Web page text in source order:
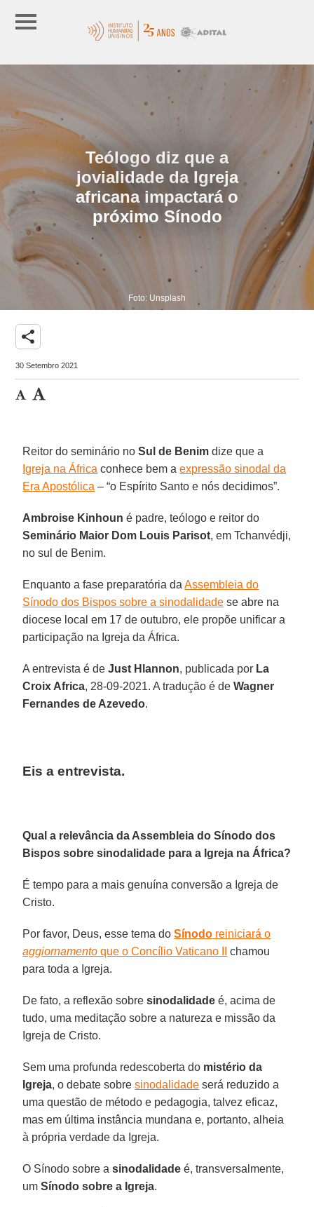
Teólogo diz que a
jovialidade da Igreja
africana impactará o
próximo Sínodo
Foto: Unsplash
share
30 Setembro 2021
Reitor do seminário noSul de Benim dize que a
Igreja na África conhece bem aexpressão sinodal da
Era Apostólica – “o Espírito Santo e nós decidimos”.
Ambroise Kinhoun é padre, teólogo e reitor do
Seminário Maior Dom Louis Parisot, em Tchanvédji,
no sul de Benim.
Enquanto a fase preparatória daAssembleia do
Sínodo dos Bispos sobre a sinodalidade se abre na
diocese local em 17 de outubro, ele propõe unificar a
participação na Igreja da África.
A entrevista é deJust Hlannon, publicada por La
Croix Africa, 28-09-2021. A tradução é deWagner
Fernandes de Azevedo.
Eis a entrevista.
Qual a relevância da Assembleia do Sínodo dos
Bispos sobre sinodalidade para a Igreja na África?
É tempo para a mais genuína conversão a Igreja de
Cristo.
Por favor, Deus, esse tema doSínodo reiniciará o
aggiornamento que o Concílio Vaticano II
chamou
para toda a Igreja.
De fato, a reflexão sobresinodalidade é, acima de
tudo, uma meditação sobre a natureza e missão da
Igreja de Cristo.
Sem uma profunda redescoberta do mistério da
Igreja, o debate sobresinodalidade será reduzido a
uma questão de método e pedagogia, talvez eficaz,
mas em última instância mundana e, portanto, alheia
à própria verdade da Igreja.
O Sínodo sobre asinodalidade é, transversalmente,
umSínodo sobre a Igreja.